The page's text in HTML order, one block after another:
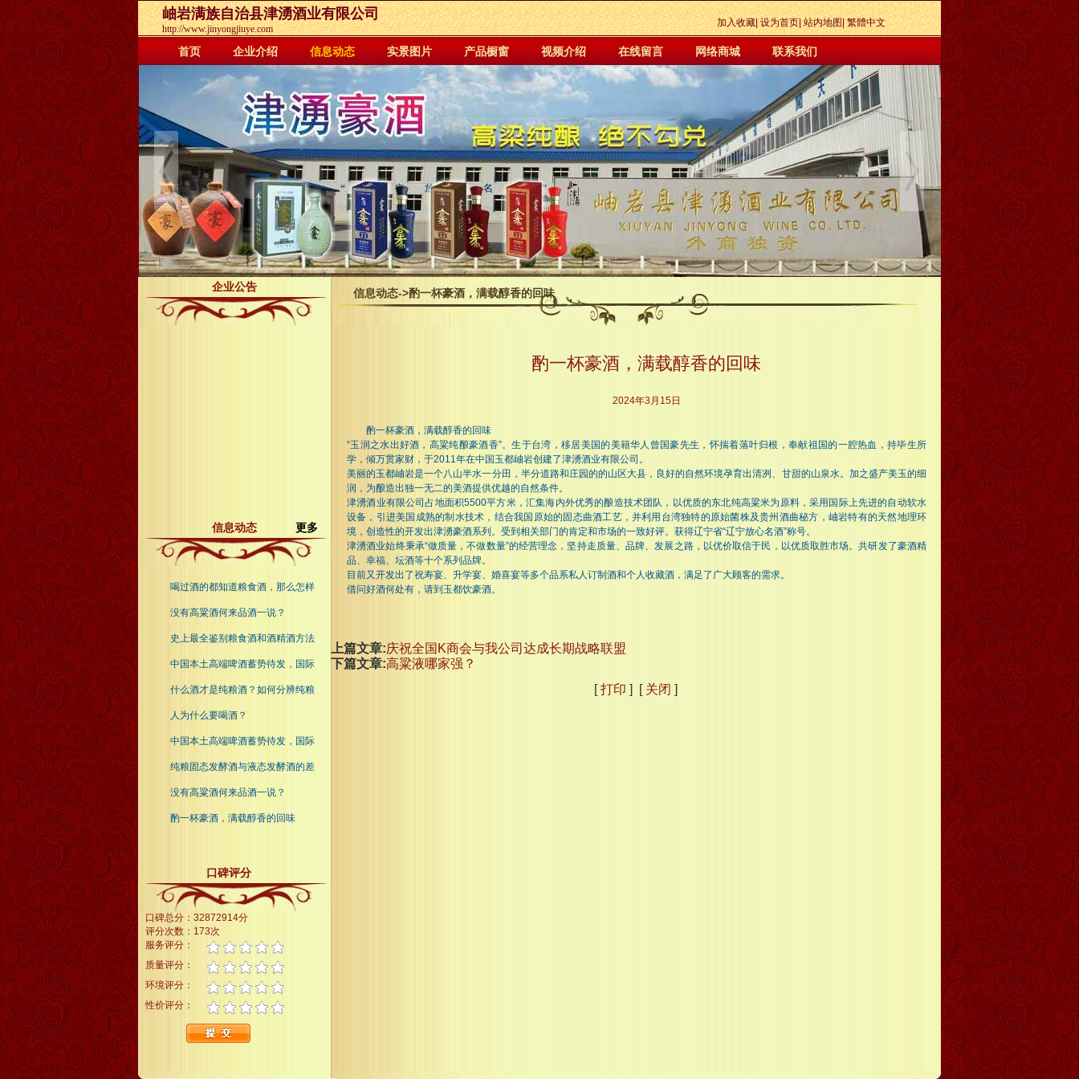
岫岩满族自治县津湧酒业有限公司
http://www.jinyongjiuye.com
加入收藏|设为首页|站内地图|繁體中文
首页 企业介绍 信息动态 实景图片 产品橱窗 视频介绍 在线留言 网络商城 联系我们
企业公告
更多
信息动态
喝过酒的都知道粮食酒，那么怎样
没有高粱酒何来品酒一说？
史上最全鉴别粮食酒和酒精酒方法
中国本土高端啤酒蓄势待发，国际
什么酒才是纯粮酒？如何分辨纯粮
人为什么要喝酒？
中国本土高端啤酒蓄势待发，国际
纯粮固态发酵酒与液态发酵酒的差
没有高粱酒何来品酒一说？
酌一杯豪酒，满载醇香的回味
口碑评分
口碑总分：32872914分
评分次数：173次
服务评分：
质量评分：
环境评分：
性价评分：
信息动态->酌一杯豪酒，满载醇香的回味
酌一杯豪酒，满载醇香的回味
2024年3月15日
酌一杯豪酒，满载醇香的回味
“玉润之水出好酒，高粱纯酿豪酒香”。生于台湾，移居美国的美籍华人曾国豪先生，怀揣着落叶归根，奉献祖国的一腔热血，持毕生所
学，倾万贯家财，于2011年在中国玉都岫岩创建了津湧酒业有限公司。
美丽的玉都岫岩是一个八山半水一分田，半分道路和庄园的的山区大县，良好的自然环境孕育出清冽、甘甜的山泉水。加之盛产美玉的细
润，为酿造出独一无二的美酒提供优越的自然条件。
津湧酒业有限公司占地面积5500平方米，汇集海内外优秀的酿造技术团队，以优质的东北纯高粱米为原料，采用国际上先进的自动软水
设备，引进美国成熟的制水技术，结合我国原始的固态曲酒工艺，并利用台湾独特的原始菌株及贵州酒曲秘方，岫岩特有的天然地理环
境，创造性的开发出津湧豪酒系列。受到相关部门的肯定和市场的一致好评。获得辽宁省“辽宁放心名酒”称号。
津湧酒业始终秉承“做质量，不做数量”的经营理念，坚持走质量、品牌、发展之路，以优价取信于民，以优质取胜市场。共研发了豪酒精
品、幸福、坛酒等十个系列品牌。
目前又开发出了祝寿宴、升学宴、婚喜宴等多个品系私人订制酒和个人收藏酒，满足了广大顾客的需求。
借问好酒何处有，请到玉都饮豪酒。
上篇文章:庆祝全国K商会与我公司达成长期战略联盟
下篇文章:高粱液哪家强？
[打印 ] [ 关闭 ]